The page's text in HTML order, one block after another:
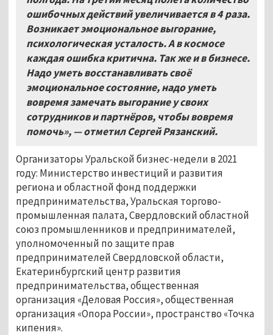
ошибочных действий увеличивается в 4 раза.
Возникает эмоциональное выгорание,
психологическая усталость. А в космосе
каждая ошибка критична. Так же и в бизнесе.
Надо уметь восстанавливать своё
эмоциональное состояние, надо уметь
вовремя замечать выгорание у своих
сотрудников и партнёров, чтобы вовремя
помочь», — отметил Сергей Рязанский.
Организаторы Уральской бизнес-недели в 2021
году: Министерство инвестиций и развития
региона и областной фонд поддержки
предпринимательства, Уральская торгово-
промышленная палата, Свердловский областной
союз промышленников и предпринимателей,
уполномоченный по защите прав
предпринимателей Свердловской области,
Екатеринбургский центр развития
предпринимательства, общественная
организация «Деловая Россия», общественная
организация «Опора России», пространство «Точка
кипения».